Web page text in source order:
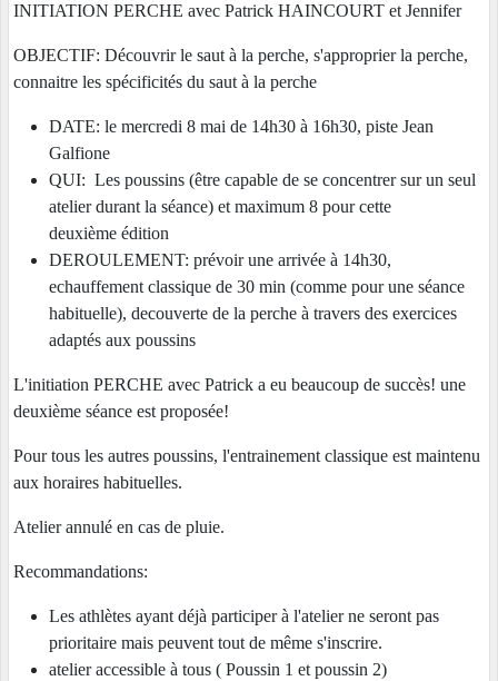
INITIATION PERCHE avec Patrick HAINCOURT et Jennifer
OBJECTIF: Découvrir le saut à la perche, s'approprier la perche,
connaitre les spécificités du saut à la perche
DATE: le mercredi 8 mai de 14h30 à 16h30, piste Jean
Galfione
QUI: Les poussins (être capable de se concentrer sur un seul
atelier durant la séance) et maximum 8 pour cette
deuxième édition
DEROULEMENT: prévoir une arrivée à 14h30,
echauffement classique de 30 min (comme pour une séance
habituelle), decouverte de la perche à travers des exercices
adaptés aux poussins
L'initiation PERCHE avec Patrick a eu beaucoup de succès! une
deuxième séance est proposée!
Pour tous les autres poussins, l'entrainement classique est maintenu
aux horaires habituelles.
Atelier annulé en cas de pluie.
Recommandations:
Les athlètes ayant déjà participer à l'atelier ne seront pas
prioritaire mais peuvent tout de même s'inscrire.
atelier accessible à tous ( Poussin 1 et poussin 2)